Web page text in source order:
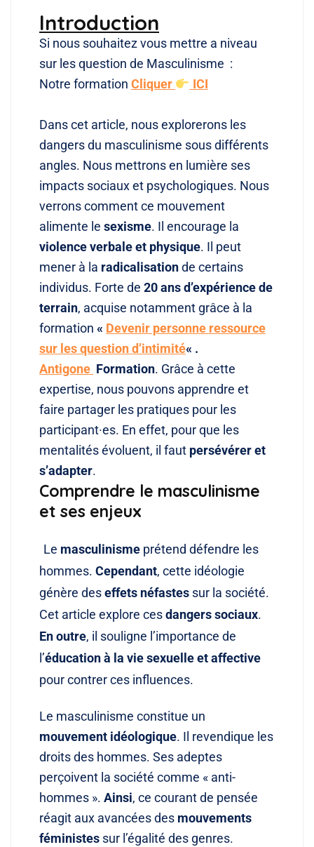
Introduction
Si nous souhaitez vous mettre a niveau
sur les question de Masculinisme :
Notre formation Cliquer ICI
Dans cet article, nous explorerons les
dangers du masculinisme sous différents
angles. Nous mettrons en lumière ses
impacts sociaux et psychologiques. Nous
verrons comment ce mouvement
alimente le sexisme. Il encourage la
violence verbale et physique. Il peut
mener à la radicalisationde certains
individus. Forte de 20 ans d’expérience de
terrain, acquise notamment grâce à la
formation « Devenir personne ressource
sur les question d’intimité« .
Antigone Formation. Grâce à cette
expertise, nous pouvons apprendre et
faire partager les pratiques pour les
participant·es. En effet, pour que les
mentalités évoluent, il faut persévérer et
s’adapter.
Comprendre le masculinisme
et ses enjeux
Le masculinisme prétend défendre les
hommes. Cependant, cette idéologie
génère deseffets néfastes sur la société.
Cet article explore cesdangers sociaux.
En outre, il souligne l’importance de
l’éducation à la vie sexuelle et affective
pour contrer ces influences.
Le masculinisme constitue un
mouvement idéologique. Il revendique les
droits des hommes. Ses adeptes
perçoivent la société comme « anti-
hommes ». Ainsi, ce courant de pensée
réagit aux avancées des mouvements
féministes sur l’égalité des genres.